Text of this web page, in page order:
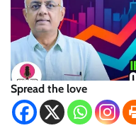
Spread the love